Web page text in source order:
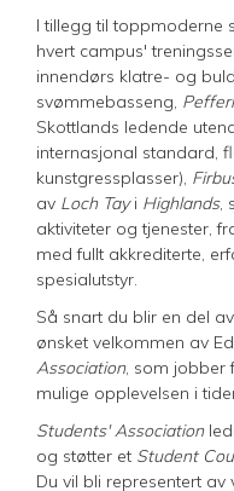
I tillegg til toppmoderne
hvert campus'
innendørs klatre- og
svømmebasseng,
Skottlands ledende
internasjonal standard,
kunstgressplasser),
av Loch Tayi Highlands,
aktiviteter og tjenester,
med fullt akkrediterte,
spesialutstyr.
Så snart du blir en del
ønsket velkommen av
Association, som jobber
mulige opplevelsen i
Students' Association
og støtter et Student
Du vil bli representert